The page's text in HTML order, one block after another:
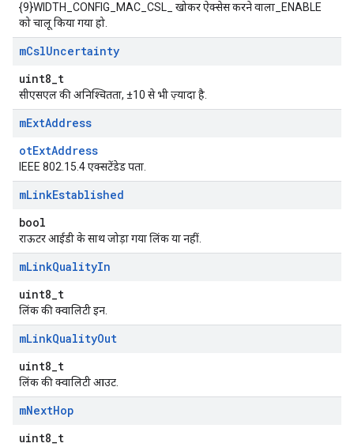
{9}WIDTH_CONFIG_MAC_CSL_ खोकर ऐक्सेस करने वाला_ENABLE
को चालू किया गया हो.
mCslUncertainty
uint8_t
सीएसएल की अनिश्चितता, ±10 से भी ज़्यादा है.
mExtAddress
otExtAddress
IEEE 802.15.4 एक्सटेंडेड पता.
mLinkEstablished
bool
राऊटर आईडी के साथ जोड़ा गया लिंक या नहीं.
mLinkQualityIn
uint8_t
लिंक की क्वालिटी इन.
mLinkQualityOut
uint8_t
लिंक की क्वालिटी आउट.
mNextHop
uint8_t